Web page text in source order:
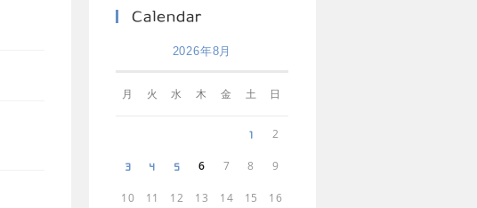
Calendar
2026年8月
月 火 水 木 金 土 日
1 2
3 4 5 6 7 8 9
10 11 12 13 14 15 16